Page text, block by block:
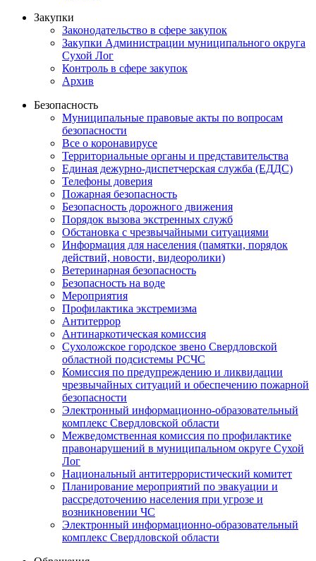
Закупки
Законодательство в сфере закупок
Закупки Администрации муниципального округа
Сухой Лог
Контроль в сфере закупок
Архив
Безопасность
Муниципальные правовые акты по вопросам
безопасности
Все о коронавирусе
Территориальные органы и представительства
Единая дежурно-диспетчерская служба (ЕДДС)
Телефоны доверия
Пожарная безопасность
Безопасность дорожного движения
Порядок вызова экстренных служб
Обстановка с чрезвычайными ситуациями
Информация для населения (памятки, порядок
действий, новости, видеоролики)
Ветеринарная безопасность
Безопасность на воде
Мероприятия
Профилактика экстремизма
Антитеррор
Антинаркотическая комиссия
Сухоложское городское звено Свердловской
областной подсистемы РСЧС
Комиссия по предупреждению и ликвидации
чрезвычайных ситуаций и обеспечению пожарной
безопасности
Электронный информационно-образовательный
комплекс Cвердловской области
Межведомственная комиссия по профилактике
правонарушений в муниципальном округе Сухой
Лог
Национальный антитеррористический комитет
Планирование мероприятий по эвакуации и
рассредоточению населения при угрозе и
возникновении ЧС
Электронный информационно-образовательный
комплекс Свердловской области